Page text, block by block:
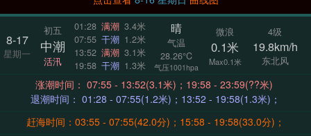
8-17
星期一
初五
中潮
活汛
01:28 满潮 3.4米
07:55 干潮 1.2米
13:52 满潮 3.1米
19:58 干潮 1.3米
晴
气温
28.26°C
气压1001hpa
微浪
0.1米
Max0.1米
4级
19.8km/h
东北风
涨潮时间： 07:55 - 13:52(3.1米)；19:58 - 23:59(??米)
退潮时间： 01:28 - 07:55(1.2米)；13:52 - 19:58(1.3米)；
赶海时间：03:55 - 07:55(42.0分)；15:58 - 19:58(33.0分)；